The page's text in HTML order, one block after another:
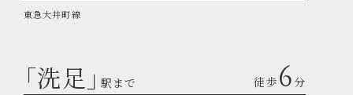
東急大井町線
「洗足」 駅まで 徒歩 6分